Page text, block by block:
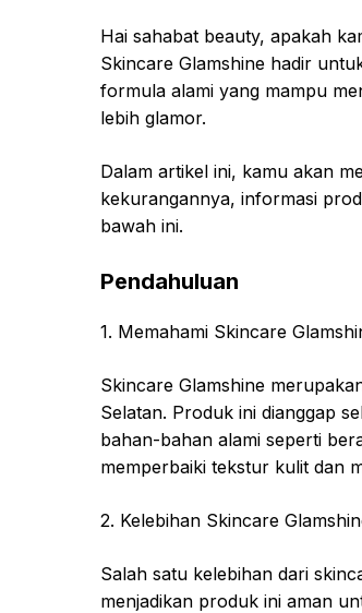
Hai sahabat beauty, apakah
Skincare Glamshine hadir
formula alami yang mampu
lebih glamor.
Dalam artikel ini, kamu akan
kekurangannya, informasi
bawah ini.
Pendahuluan
1. Memahami Skincare
Skincare Glamshine
Selatan. Produk ini dianggap
bahan-bahan alami seperti
memperbaiki tekstur kulit dan
2. Kelebihan Skincare
Salah satu kelebihan dari
menjadikan produk ini aman